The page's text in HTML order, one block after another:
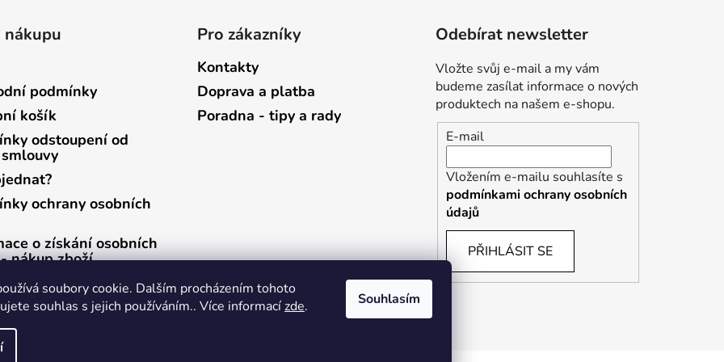
soubory cookie. Dalším procházením tohoto
souhlas s jejich používáním.. Více informacízde. Souhlasím
nákupu
podmínky
košík
odstoupení od
ochrany osobních
o získání osobních
nákup zboží
o získání osobních
zasílání newsletterů
Pro zákazníky
Kontakty
Doprava a platba
Poradna - tipy a rady
Odebírat newsletter
Vložte svůj e-mail a my vám
budeme zasílat informace o nových
produktech na našem e-shopu.
E-mail
Vložením e-mailu souhlasíte s
podmínkami ochrany osobních
údajů
PŘIHLÁSIT SE